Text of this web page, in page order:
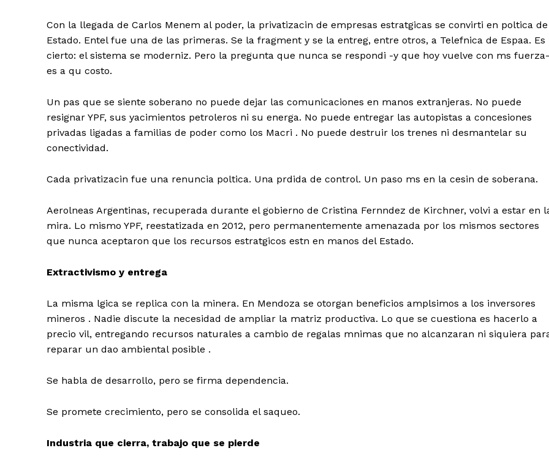
Con la llegada de Carlos Menem al poder, la privatizacin de empresas estratgicas se convirti en poltica de
Estado. Entel fue una de las primeras. Se la fragment y se la entreg, entre otros, a Telefnica de Espaa. Es
cierto: el sistema se moderniz. Pero la pregunta que nunca se respondi -y que hoy vuelve con ms fuerza-
es a qu costo.
Un pas que se siente soberano no puede dejar las comunicaciones en manos extranjeras. No puede
resignar YPF, sus yacimientos petroleros ni su energa. No puede entregar las autopistas a concesiones
privadas ligadas a familias de poder como los Macri . No puede destruir los trenes ni desmantelar su
conectividad.
Cada privatizacin fue una renuncia poltica. Una prdida de control. Un paso ms en la cesin de soberana.
Aerolneas Argentinas, recuperada durante el gobierno de Cristina Fernndez de Kirchner, volvi a estar en
mira. Lo mismo YPF, reestatizada en 2012, pero permanentemente amenazada por los mismos sectores
que nunca aceptaron que los recursos estratgicos estn en manos del Estado.
Extractivismo y entrega
La misma lgica se replica con la minera. En Mendoza se otorgan beneficios amplsimos a los inversores
mineros . Nadie discute la necesidad de ampliar la matriz productiva. Lo que se cuestiona es hacerlo a
precio vil, entregando recursos naturales a cambio de regalas mnimas que no alcanzaran ni siquiera
reparar un dao ambiental posible .
Se habla de desarrollo, pero se firma dependencia.
Se promete crecimiento, pero se consolida el saqueo.
Industria que cierra, trabajo que se pierde